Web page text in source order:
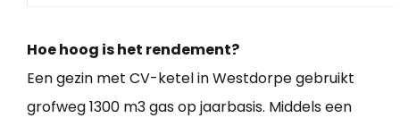
Hoe hoog is het rendement?
Een gezin met CV-ketel in Westdorpe gebruikt
grofweg 1300 m3 gas op jaarbasis. Middels een